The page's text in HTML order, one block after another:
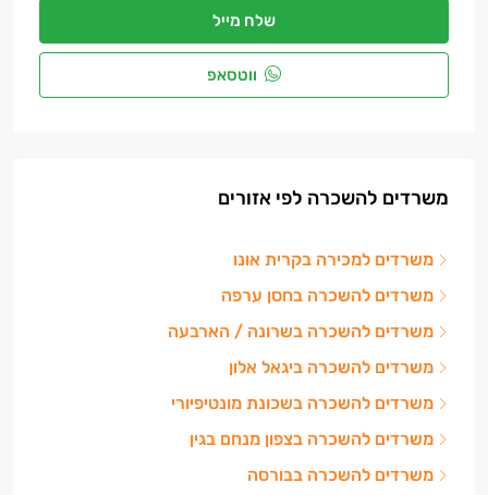
שלח מייל
ווטסאפ
משרדים להשכרה לפי אזורים
משרדים למכירה בקרית אונו
משרדים להשכרה בחסן ערפה
משרדים להשכרה בשרונה / הארבעה
משרדים להשכרה ביגאל אלון
משרדים להשכרה בשכונת מונטיפיורי
משרדים להשכרה בצפון מנחם בגין
משרדים להשכרה בבורסה